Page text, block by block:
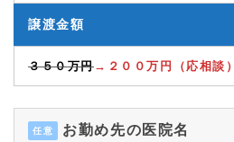
譲渡金額
３５０万円→ ２００万円（応相談）
任意 お勤め先の医院名